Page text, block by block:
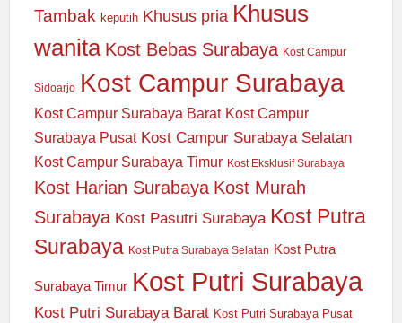
Tambak keputih Khusus pria Khusus
wanita Kost Bebas Surabaya Kost Campur
Sidoarjo Kost Campur Surabaya
Kost Campur Surabaya Barat Kost Campur
Surabaya Pusat Kost Campur Surabaya Selatan
Kost Campur Surabaya Timur Kost Eksklusif Surabaya
Kost Harian Surabaya Kost Murah
Surabaya Kost Pasutri Surabaya Kost Putra
Surabaya Kost Putra Surabaya Selatan Kost Putra
Surabaya Timur Kost Putri Surabaya
Kost Putri Surabaya Barat Kost Putri Surabaya Pusat